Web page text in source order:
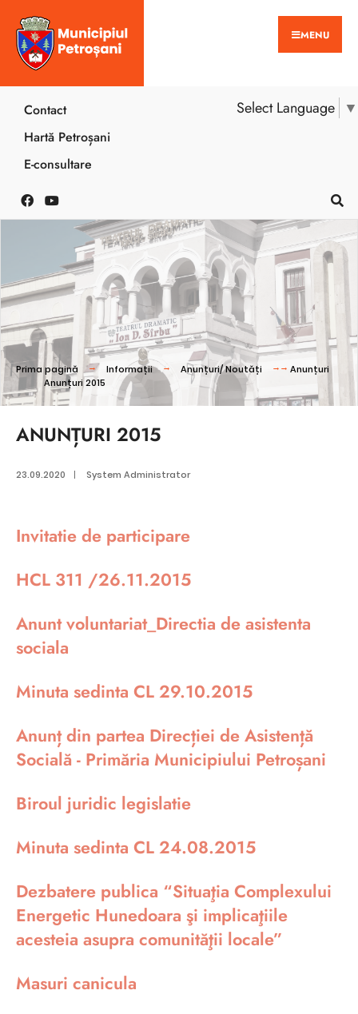
MENU
Select Language ▼
Contact
Hartă Petroșani
E-consultare
Prima pagină Informații Anunțuri/ Noutăți
Anunțuri
Anunțuri 2015
ANUNȚURI 2015
23.09.2020 | System Administrator
Invitatie de participare
HCL 311 /26.11.2015
Anunt voluntariat_Directia de asistenta
sociala
Minuta sedinta CL 29.10.2015
Anunț din partea Direcției de Asistență
Socială - Primăria Municipiului Petroșani
Biroul juridic legislatie
Minuta sedinta CL 24.08.2015
Dezbatere publica “Situaţia Complexului
Energetic Hunedoara şi implicaţiile
acesteia asupra comunităţii locale”
Masuri canicula